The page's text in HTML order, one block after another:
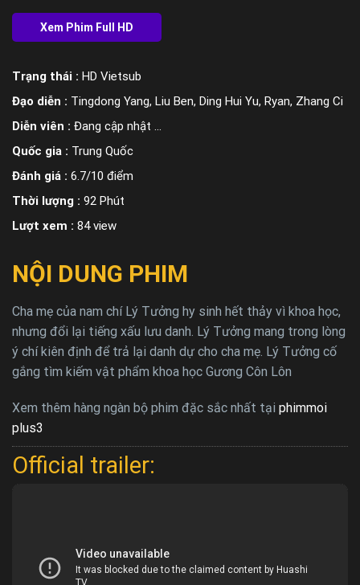
Trạng thái : HD Vietsub
Đạo diễn : Tingdong Yang, Liu Ben, Ding Hui Yu, Ryan, Zhang Ci
Diễn viên : Đang cập nhật ...
Quốc gia : Trung Quốc
Đánh giá : 6.7/10 điểm
Thời lượng : 92 Phút
Lượt xem : 84 view
NỘI DUNG PHIM
Cha mẹ của nam chí Lý Tưởng hy sinh hết thảy vì khoa học,
nhưng đổi lại tiếng xấu lưu danh. Lý Tưởng mang trong lòng
ý chí kiên định để trả lại danh dự cho cha mẹ. Lý Tưởng cố
gắng tìm kiếm vật phẩm khoa học Gương Côn Lôn
Xem thêm hàng ngàn bộ phim đặc sắc nhất tại phimmoi
plus3
Official trailer: